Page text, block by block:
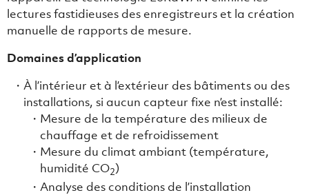
lectures fastidieuses des enregistreurs et la création
manuelle de rapports de mesure.
Domaines d’application
À l’intérieur et à l’extérieur des bâtiments ou des
installations, si aucun capteur fixe n’est installé:
Mesure de la température des milieux de
chauffage et de refroidissement
Mesure du climat ambiant (température,
humidité CO2)
Analyse des conditions de l’installation